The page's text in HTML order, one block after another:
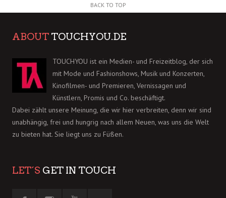
BACK TO TOP
ABOUT TOUCHYOU.DE
TOUCHYOU ist ein Medien- und Freizeitblog, der sich
mit Mode und Fashionshows, Musik und Konzerten,
Kinofilmen- und Premieren, Vernissagen und
Künstlern, Promis und Co. beschäftigt.
Dabei zählt unsere Meinung, die wir hier verbreiten, denn wir sind
unabhängig, frei und hungrig nach allem Neuen, was uns die Welt
zu bieten hat. Sie liegt uns zu Füßen.
LET´S GET IN TOUCH